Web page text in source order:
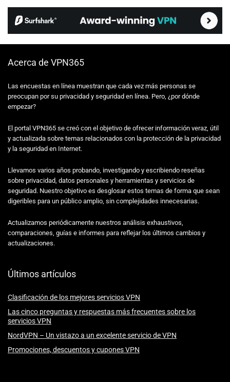
Acerca de VPN365
Las encuestas en línea muestran que cada vez más personas se
preocupan por su privacidad y seguridad en línea. Pero, ¿por dónde
empezar?
El portal VPN365 se creó con el objetivo de ofrecer información veraz, útil
y actualizada sobre temas relacionados con la protección de la privacidad
y la seguridad en Internet.
Llevamos varios años probando, investigando y escribiendo reseñas
sobre privacidad, datos personales y herramientas y servicios de
seguridad. Nuestro objetivo es desglosar estos temas de forma que sean
digeribles para un público amplio, sin complejidades innecesarias.
Actualizamos periódicamente nuestros análisis exhaustivos,
comparaciones, guías e informes para reflejar los últimos cambios y
actualizaciones.
Últimos artículos
Clasificación de los mejores servicios VPN
Las cinco preguntas y respuestas más frecuentes sobre los
servicios VPN
NordVPN – Un vistazo a un excelente servicio de VPN
Promociones, descuentos y cupones VPN